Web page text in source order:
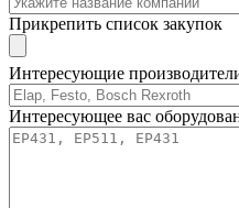
Прикрепить список закупок
Интересующие
Интересующее вас